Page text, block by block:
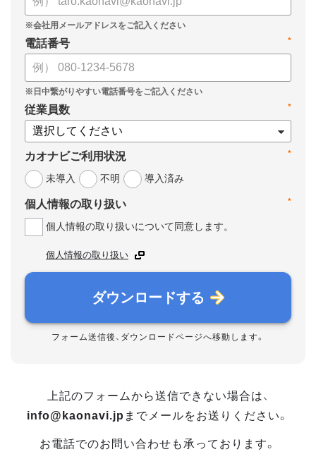
*
電話番号
*
従業員数
*
カオナビご利用状況
未導入
不明 導入済み
*
個人情報の取り扱い
個人情報の取り扱いについて同意します。
個人情報の取り扱い
ダウンロードする
フォーム送信後、ダウンロードページへ移動します。
上記のフォームから送信できない場合は、
info@kaonavi.jp までメールをお送りください。
お電話でのお問い合わせも承っております。